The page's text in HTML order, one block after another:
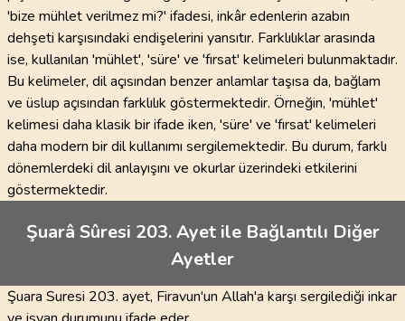
'bize mühlet verilmez mi?' ifadesi, inkâr edenlerin azabın
dehşeti karşısındaki endişelerini yansıtır. Farklılıklar arasında
ise, kullanılan 'mühlet', 'süre' ve 'fırsat' kelimeleri bulunmaktadır.
Bu kelimeler, dil açısından benzer anlamlar taşısa da, bağlam
ve üslup açısından farklılık göstermektedir. Örneğin, 'mühlet'
kelimesi daha klasik bir ifade iken, 'süre' ve 'fırsat' kelimeleri
daha modern bir dil kullanımı sergilemektedir. Bu durum, farklı
dönemlerdeki dil anlayışını ve okurlar üzerindeki etkilerini
göstermektedir.
Şuarâ Sûresi 203. Ayet ile Bağlantılı Diğer
Ayetler
Şuara Suresi 203. ayet, Firavun'un Allah'a karşı sergilediği inkar